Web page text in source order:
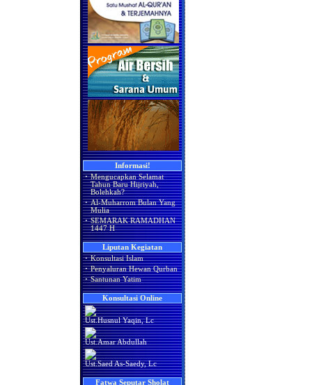
Informasi!
· Mengucapkan Selamat
Tahun Baru Hijriyah,
Bolehkah?
· Al-Muharrom Bulan Yang
Mulia
· SEMARAK RAMADHAN
1447 H
Liputan Kegiatan
· Konsultasi Islam
· Penyaluran Hewan Qurban
· Santunan Yatim
Konsultasi Online
Ust.Husnul Yaqin, Lc
Ust.Amar Abdullah
Ust.Saed As-Saedy, Lc
Fatwa Seputar Sholat